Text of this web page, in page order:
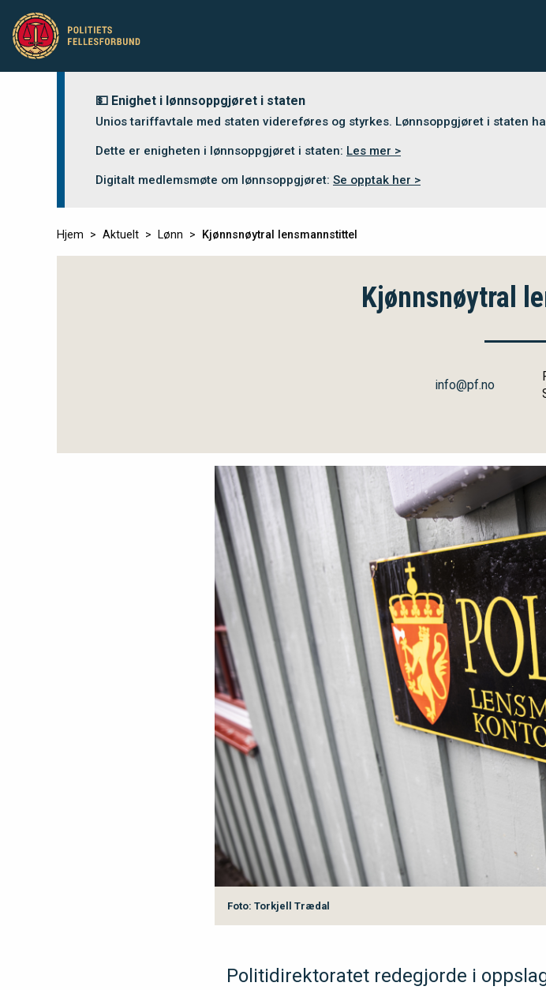
💵 Enighet i lønnsoppgjøret i staten
Unios tariffavtale med staten videreføres og styrkes. Lønnsoppgjøret i staten
Dette er enigheten i lønnsoppgjøret i staten: Les mer >
Digitalt medlemsmøte om lønnsoppgjøret: Se opptak her >
Hjem Aktuelt Lønn Kjønnsnøytral lensmannstittel
Kjønnsnøytral
info@pf.no
Foto: Torkjell Trædal
Politidirektoratet redegjorde i